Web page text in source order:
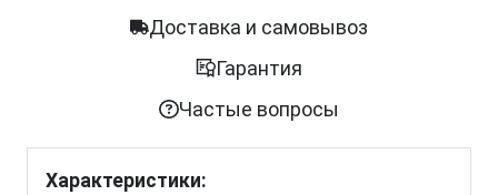
Доставка и самовывоз
Гарантия
Частые вопросы
Характеристики: